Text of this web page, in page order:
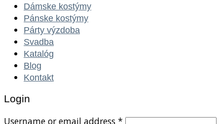
Dámske kostýmy
Pánske kostýmy
Párty výzdoba
Svadba
Katalóg
Blog
Kontakt
Login
Username or email address *